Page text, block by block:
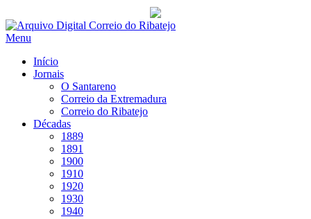
Saltar
para
Menu
Início
Jornais
O Santareno
Correio da Extremadura
Correio do Ribatejo
Décadas
1889
1891
1900
1910
1920
1930
1940